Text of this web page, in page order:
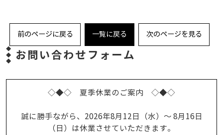
前のページに戻る 一覧に戻る 次のページを見る
お問い合わせフォーム
◇◆◇ 夏季休業のご案内 ◇◆◇
誠に勝手ながら、2026年8月12日（水）～ 8月16日
（日）は休業させていただきます。